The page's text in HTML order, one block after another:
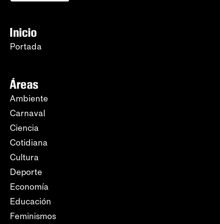
Inicio
Portada
Áreas
Ambiente
Carnaval
Ciencia
Cotidiana
Cultura
Deporte
Economía
Educación
Feminismos